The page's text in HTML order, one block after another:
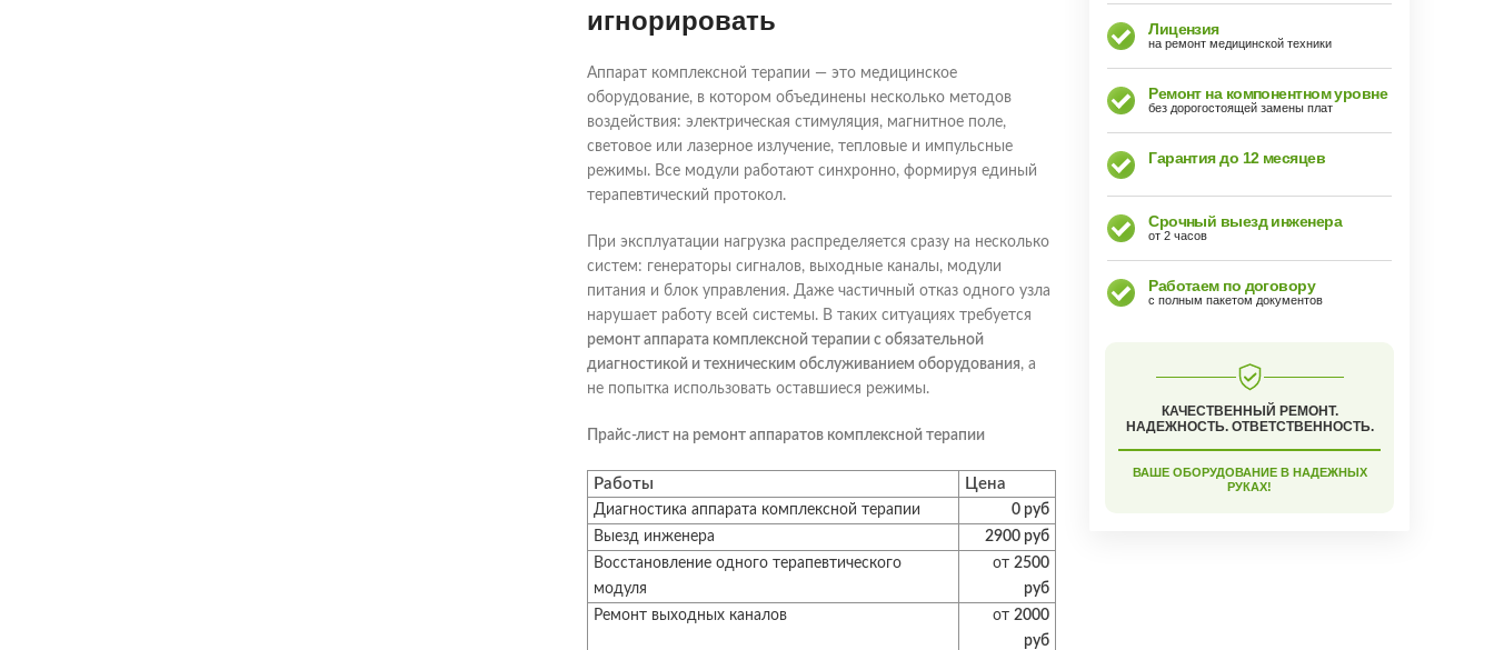
игнорировать
Аппарат комплексной терапии — это медицинское
оборудование, в котором объединены несколько методов
воздействия: электрическая стимуляция, магнитное поле,
световое или лазерное излучение, тепловые и импульсные
режимы. Все модули работают синхронно, формируя единый
терапевтический протокол.
При эксплуатации нагрузка распределяется сразу на несколько
систем: генераторы сигналов, выходные каналы, модули
питания и блок управления. Даже частичный отказ одного узла
нарушает работу всей системы. В таких ситуациях требуется
ремонт аппарата комплексной терапии с обязательной
диагностикой и техническим обслуживанием оборудования, а
не попытка использовать оставшиеся режимы.
Прайс-лист на ремонт аппаратов комплексной терапии
Работы Цена
Диагностика аппарата комплексной терапии
0 руб
Выезд инженера
2900 руб
Восстановление одного терапевтического
модуля
от2500
руб
Ремонт выходных каналов
от2000
руб
Лицензия
на ремонт медицинской техники
Ремонт на компонентном уровне
без дорогостоящей замены плат
Гарантия до 12 месяцев
Срочный выезд инженера
от 2 часов
Работаем по договору
с полным пакетом документов
КАЧЕСТВЕННЫЙ РЕМОНТ.
НАДЕЖНОСТЬ. ОТВЕТСТВЕННОСТЬ.
ВАШЕ ОБОРУДОВАНИЕ В НАДЕЖНЫХ
РУКАХ!